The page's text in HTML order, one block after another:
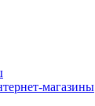
магазины